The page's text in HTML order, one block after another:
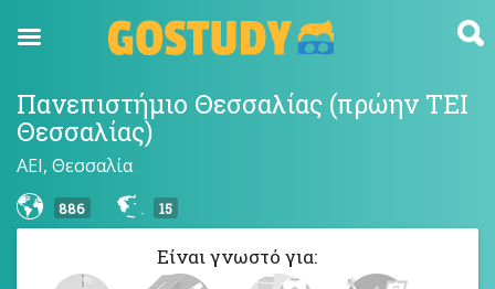
content
Πανεπιστήμιο Θεσσαλίας (πρώην ΤΕΙ
Θεσσαλίας)
ΑΕΙ, Θεσσαλία
886 15
Είναι γνωστό για: